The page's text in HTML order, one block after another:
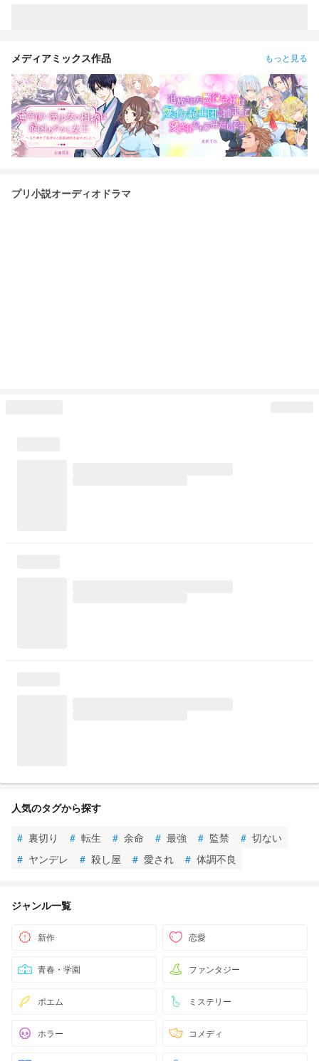
メディアミックス作品 もっと見る
プリ小説オーディオドラマ
人気のタグから探す
# 裏切り # 転生 # 余命 # 最強 # 監禁 # 切ない
# ヤンデレ # 殺し屋 # 愛され # 体調不良
ジャンル一覧
新作 恋愛
青春・学園 ファンタジー
ポエム ミステリー
ホラー コメディ